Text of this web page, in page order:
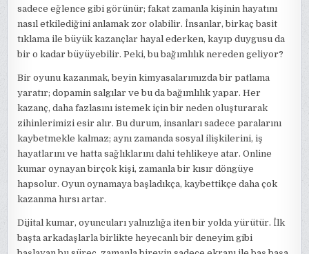
sadece eğlence gibi görünür; fakat zamanla kişinin hayatını
nasıl etkilediğini anlamak zor olabilir. İnsanlar, birkaç basit
tıklama ile büyük kazançlar hayal ederken, kayıp duygusu da
bir o kadar büyüyebilir. Peki, bu bağımlılık nereden geliyor?
Bir oyunu kazanmak, beyin kimyasalarımızda bir patlama
yaratır; dopamin salgılar ve bu da bağımlılık yapar. Her
kazanç, daha fazlasını istemek için bir neden oluşturarak
zihinlerimizi esir alır. Bu durum, insanları sadece paralarını
kaybetmekle kalmaz; aynı zamanda sosyal ilişkilerini, iş
hayatlarını ve hatta sağlıklarını dahi tehlikeye atar. Online
kumar oynayan birçok kişi, zamanla bir kısır döngüye
hapsolur. Oyun oynamaya başladıkça, kaybettikçe daha çok
kazanma hırsı artar.
Dijital kumar, oyuncuları yalnızlığa iten bir yolda yürütür. İlk
başta arkadaşlarla birlikte heyecanlı bir deneyim gibi